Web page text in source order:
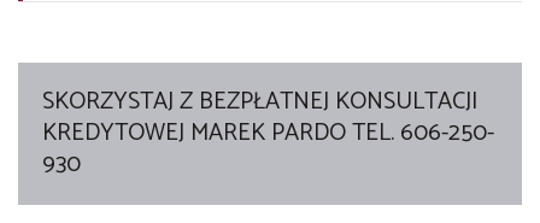
SKORZYSTAJ Z BEZPŁATNEJ KONSULTACJI
KREDYTOWEJ MAREK PARDO TEL. 606-250-
930